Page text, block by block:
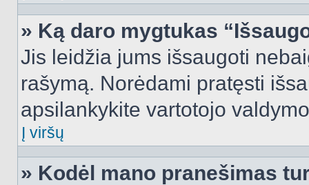
» Ką daro mygtukas
Jis leidžia jums išsaugoti
rašymą. Norėdami pratęsti
apsilankykite vartotojo
Į viršų
» Kodėl mano pranešimas